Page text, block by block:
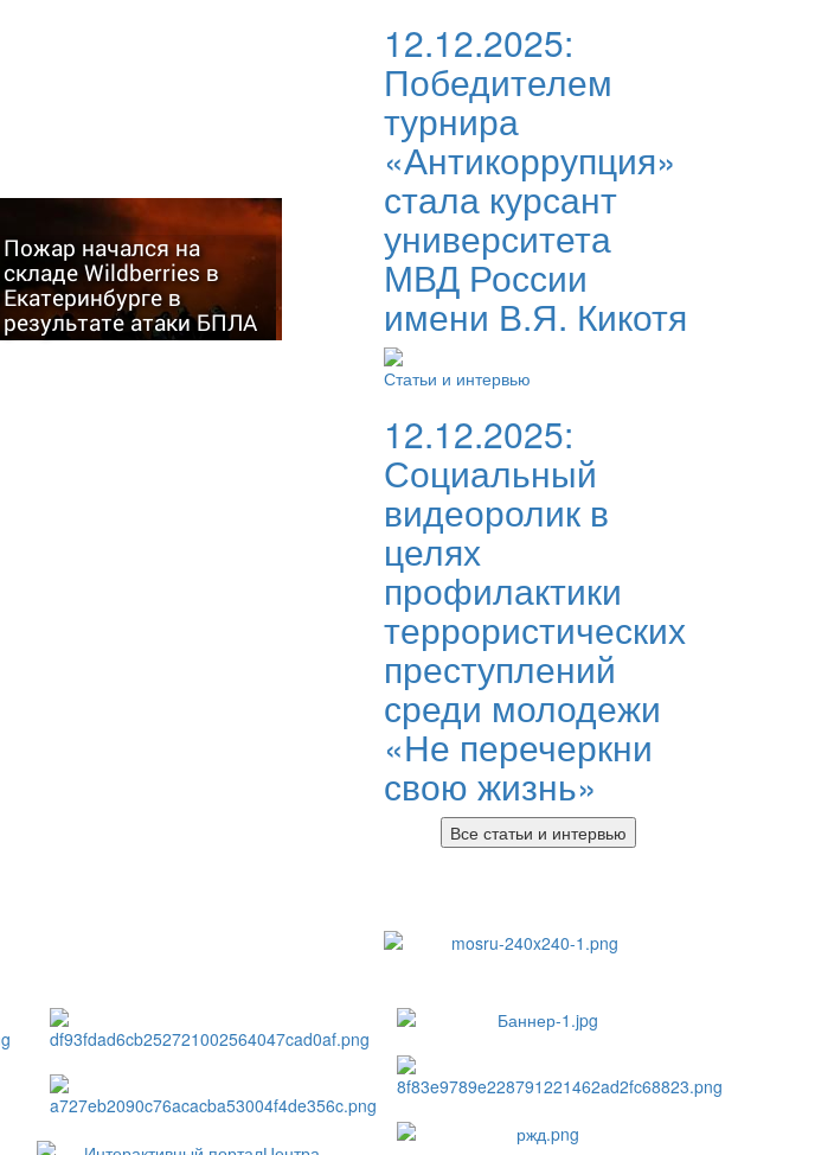
Пожар начался на
складе Wildberries в
Екатеринбурге в
результате атаки БПЛА
12.12.2025:
Победителем
турнира
«Антикоррупция»
стала курсант
университета
МВД России
имени В.Я. Кикотя
Статьи и интервью
12.12.2025:
Социальный
видеоролик в
целях
профилактики
террористических
преступлений
среди молодежи
«Не перечеркни
свою жизнь»
Все статьи и интервью